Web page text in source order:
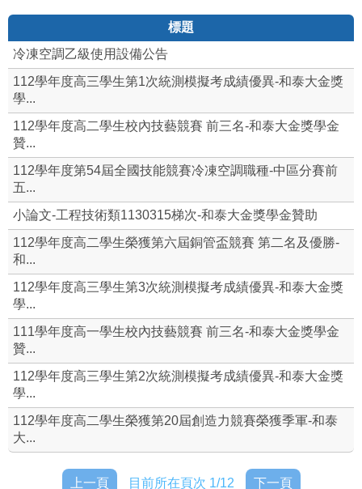
標題
冷凍空調乙級使用設備公告
112學年度高三學生第1次統測模擬考成績優異-和泰大金獎
學...
112學年度高二學生校內技藝競賽 前三名-和泰大金獎學金
贊...
112學年度第54屆全國技能競賽冷凍空調職種-中區分賽前
五...
小論文-工程技術類1130315梯次-和泰大金獎學金贊助
112學年度高二學生榮獲第六屆銅管盃競賽 第二名及優勝-
和...
112學年度高三學生第3次統測模擬考成績優異-和泰大金獎
學...
111學年度高一學生校內技藝競賽 前三名-和泰大金獎學金
贊...
112學年度高三學生第2次統測模擬考成績優異-和泰大金獎
學...
112學年度高二學生榮獲第20屆創造力競賽榮獲季軍-和泰
大...
上一頁 目前所在頁次 1/12 下一頁